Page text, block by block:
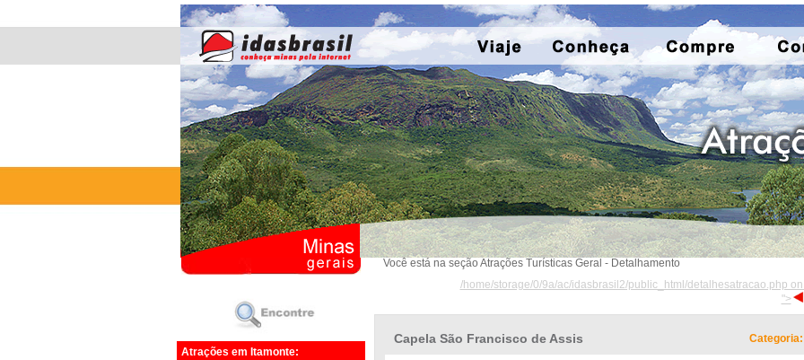
Atrações em Itamonte:
Você está na seção Atrações Turísticas Geral - Detalhamento
/home/storage/0/9a/ac/idasbrasil2/public_html/detalhesatracao.php
">
Capela São Francisco de Assis Categoria: